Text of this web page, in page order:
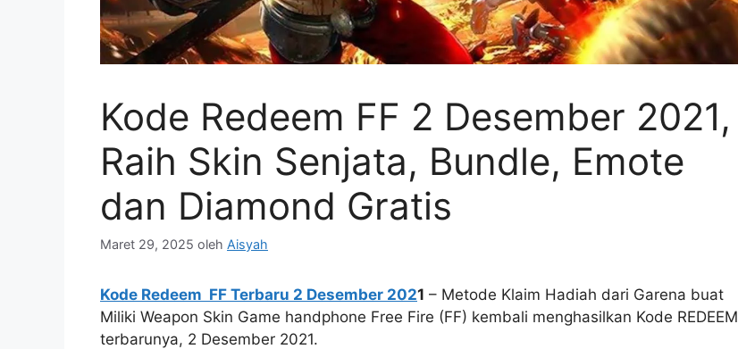
Kode Redeem FF 2 Desember 2021,
Raih Skin Senjata, Bundle, Emote
dan Diamond Gratis
Maret 29, 2025 oleh Aisyah
Kode Redeem FF Terbaru 2 Desember 2021 – Metode Klaim Hadiah dari Garena buat
Miliki Weapon Skin Game handphone Free Fire (FF) kembali menghasilkan Kode REDEEM
terbarunya, 2 Desember 2021.